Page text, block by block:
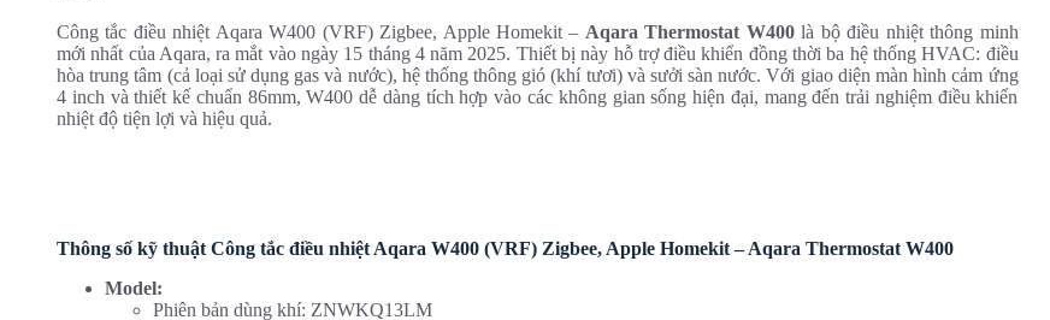
Công tắc điều nhiệt Aqara W400 (VRF) Zigbee, Apple Homekit – Aqara Thermostat W400là bộ điều nhiệt thông minh
mới nhất của Aqara, ra mắt vào ngày 15 tháng 4 năm 2025. Thiết bị này hỗ trợ điều khiển đồng thời ba hệ thống HVAC: điều
hòa trung tâm (cả loại sử dụng gas và nước), hệ thống thông gió (khí tươi) và sưởi sàn nước. Với giao diện màn hình cảm ứng
4 inch và thiết kế chuẩn 86mm, W400 dễ dàng tích hợp vào các không gian sống hiện đại, mang đến trải nghiệm điều khiển
nhiệt độ tiện lợi và hiệu quả.
Thông số kỹ thuật Công tắc điều nhiệt Aqara W400 (VRF) Zigbee, Apple Homekit – Aqara Thermostat W400
Model:
Phiên bản dùng khí: ZNWKQ13LM